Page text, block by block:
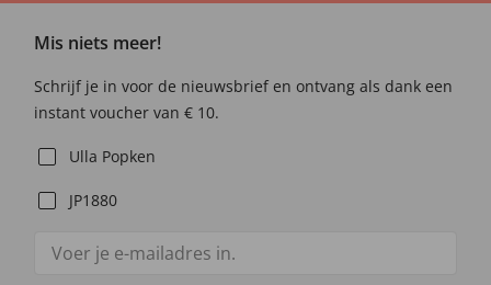
Mis niets meer!
Schrijf je in voor de nieuwsbrief en ontvang als dank een
instant voucher van € 10.
Ulla Popken
JP1880